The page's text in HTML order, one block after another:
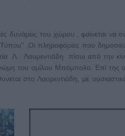
δυνάμεις του χώρου , φαίνεται
.Οι πληροφορίες που
Λ. Λαυρεντιάδη πίσω από την
του ομίλου Μπόμπολα. Επί της
στο Λαυρεντιάδη, με